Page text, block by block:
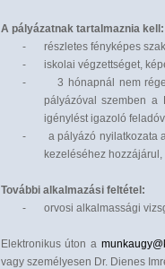
A pályázatnak tartalmaznia kell:
-
részletes fényképes
-
iskolai végzettséget,
-
3 hónapnál nem
pályázóval szemben
igénylést igazoló
-
a pályázó nyilatkozata
kezeléséhez
További alkalmazási feltétel:
-
orvosi alkalmassági
Elektronikus úton a
vagy személyesen Dr. Dienes